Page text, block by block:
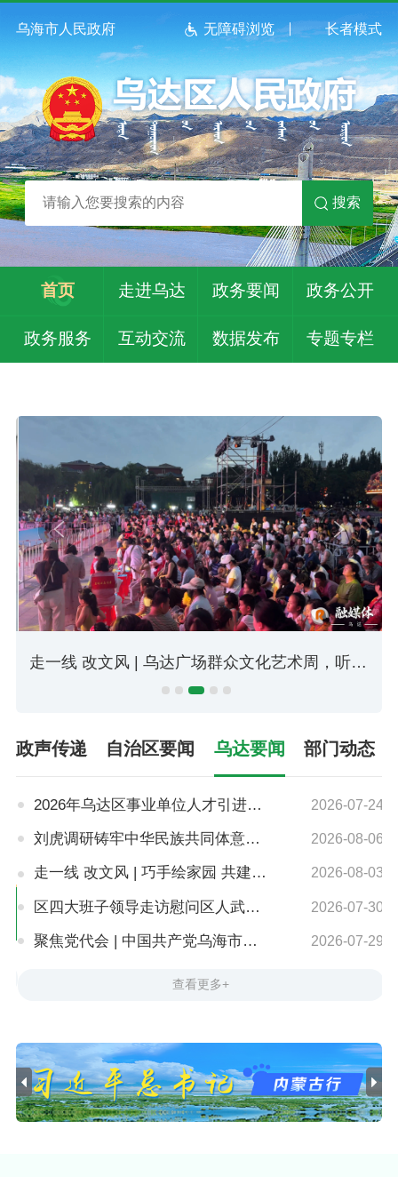
乌海市人民政府 无障碍浏览 长者模式
搜索
首页 走进乌达 政务要闻 政务公开
政务服务 互动交流 数据发布 专题专栏
走一线 改文风 | 乌达区：守住就业民生底线 擦亮为民服务底色
政声传递 自治区要闻 乌达要闻 部门动态
2026年乌达区事业单位人才引进公告 2026-07-24
刘虎调研铸牢中华民族共同体意识和义务教育优质均衡发展工作 2026-08-06
走一线 改文风 | 巧手绘家园 共建共享打造家门口的幸福广场 2026-08-03
区四大班子领导走访慰问区人武部官兵 2026-07-30
聚焦党代会 | 中国共产党乌海市乌达区第十次代表大会胜利闭幕 2026-07-29
查看更多+